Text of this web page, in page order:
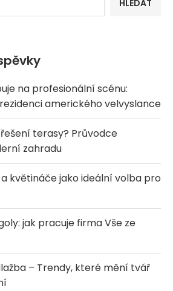
HLEDAT
na profesionální scénu:
amerického velvyslance
terasy? Průvodce
zahradu
květináče jako ideální volba pro
jak pracuje firma Vše ze
– Trendy, které mění tvář